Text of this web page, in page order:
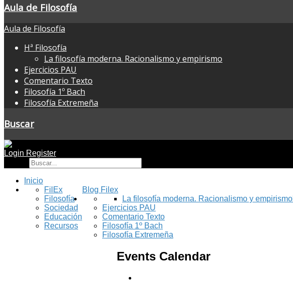
Aula de Filosofía
Aula de Filosofía
Hª Filosofía
La filosofía moderna. Racionalismo y empirismo
Ejercicios PAU
Comentario Texto
Filosofía 1º Bach
Filosofía Extremeña
Buscar
Login Register
Inicio
Blog Filex
FilEx
Filosofía
Sociedad
Educación
Recursos
La filosofía moderna. Racionalismo y empirismo
Ejercicios PAU
Comentario Texto
Filosofía 1º Bach
Filosofía Extremeña
Events Calendar